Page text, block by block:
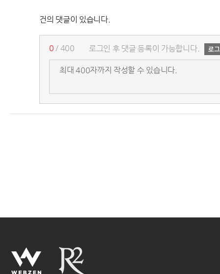
건의 댓글이 있습니다.
로그인 후 댓글 등록이 가능합니다.
0 / 400